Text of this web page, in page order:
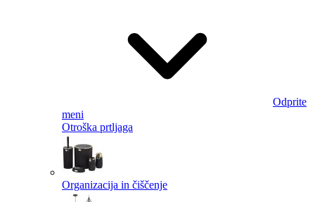
Odprite
meni
Otroška prtljaga
Organizacija in čiščenje